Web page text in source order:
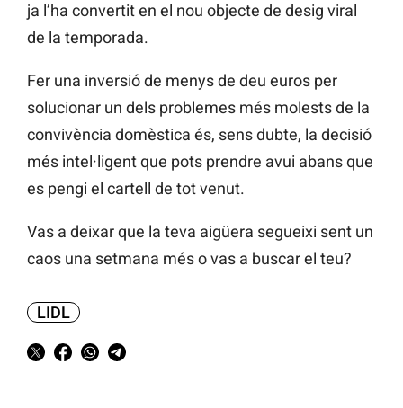
ja l’ha convertit en el nou objecte de desig viral
de la temporada.
Fer una inversió de menys de deu euros per
solucionar un dels problemes més molests de la
convivència domèstica és, sens dubte, la decisió
més intel·ligent que pots prendre avui abans que
es pengi el cartell de tot venut.
Vas a deixar que la teva aigüera segueixi sent un
caos una setmana més o vas a buscar el teu?
LIDL